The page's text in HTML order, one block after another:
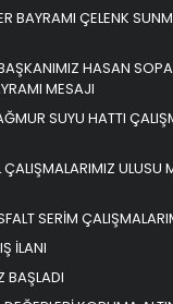
BAYRAMI ÇELENK
BAŞKANIMIZ HASAN
MESAJI
SUYU HATTI
ULUSU
SERİM
İLANI
BAŞLADI